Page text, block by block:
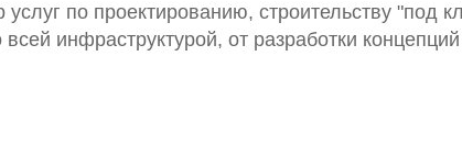
по проектированию, строительству "под
инфраструктурой, от разработки